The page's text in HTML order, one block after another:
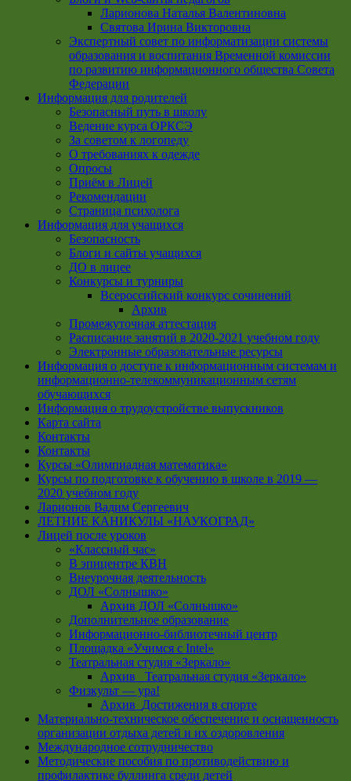
Ларионова Наталья Валентиновна
Святова Ирина Викторовна
Экспертный совет по информатизации системы
образования и воспитания Временной комиссии
по развитию информационного общества Совета
Федерации
Информация для родителей
Безопасный путь в школу
Ведение курса ОРКСЭ
За советом к логопеду
О требованиях к одежде
Опросы
Приём в Лицей
Рекомендации
Страница психолога
Информация для учащихся
Безопасность
Блоги и сайты учащихся
ДО в лицее
Конкурсы и турниры
Всероссийский конкурс сочинений
Архив
Промежуточная аттестация
Расписание занятий в 2020-2021 учебном году
Электронные образовательные ресурсы
Информация о доступе к информационным системам и
информационно-телекоммуникационным сетям
обучающихся
Информация о трудоустройстве выпускников
Карта сайта
Контакты
Контакты
Курсы «Олимпиадная математика»
Курсы по подготовке к обучению в школе в 2019 —
2020 учебном году
Ларионов Вадим Сергеевич
ЛЕТНИЕ КАНИКУЛЫ «НАУКОГРАД»
Лицей после уроков
«Классный час»
В эпицентре КВН
Внеурочная деятельность
ДОЛ «Солнышко»
Архив ДОЛ «Солнышко»
Дополнительное образование
Информационно-библиотечный центр
Площадка «Учимся с Intel»
Театральная студия «Зеркало»
Архив _Театральная студия «Зеркало»
Физкульт — ура!
Архив_Достижения в спорте
Материально-техническое обеспечение и оснащенность
организации отдыха детей и их оздоровления
Международное сотрудничество
Методические пособия по противодействию и
профилактике буллинга среди детей